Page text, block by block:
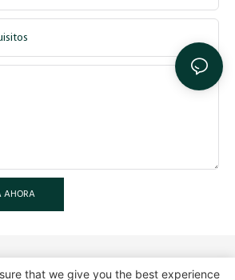
AHORA
that we give you the best experience